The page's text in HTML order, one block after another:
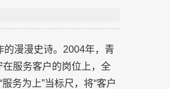
漫漫史诗。2004年，青
服务客户的岗位上，全
务为上”当标尺，将“客户